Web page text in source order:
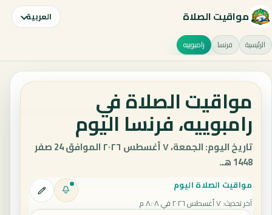
مواقيت الصلاة العربية
الرئيسية فرنسا رامبوييه
مواقيت الصلاة في
رامبوييه، فرنسا اليوم
تاريخ اليوم: الجمعة، ٧ أغسطس ٢٠٢٦ الموافق 24 صفر
1448 هـ.
مواقيت الصلاة اليوم
آخر تحديث:٧ أغسطس ٢٠٢٦ في ٨:٠٨ م